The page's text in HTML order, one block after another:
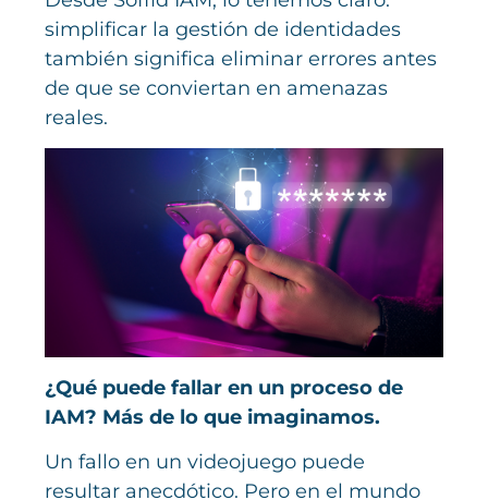
simplificar la gestión de identidades
también significa eliminar errores antes
de que se conviertan en amenazas
reales.
¿Qué puede fallar en un proceso de
IAM? Más de lo que imaginamos.
Un fallo en un videojuego puede
resultar anecdótico. Pero en el mundo